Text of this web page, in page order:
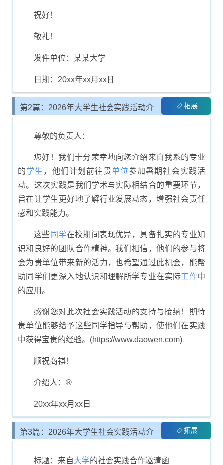
祝好！
敬礼！
发件单位：某某大学
日期：20xx年xx月xx日
第2篇：2026年大学生社会实践活动介 拓展
尊敬的负责人：
您好！我们十分荣幸地向您介绍来自我系的专业
的学生 ，他们计划前往贵单位参加暑期社会实践活
动。这次实践是我们学术与实际相结合的重要环节，
旨在让学生更好地了解行业发展动态，增强社会责任
感和实践能力。
这些 同学在校期间表现优异，具备扎实的专业知
识和良好的团队合作精神。我们相信，他们的参与将
会为贵单位带来新的活力，也希望通过此机会，能帮
助同学们更深入地认识和理解所学专业在实际工作中
的应用。
感谢您对此次社会实践活动的支持与接纳！期待
贵单位能够给予这些同学指导与帮助，使他们在实践
中获得宝贵的经验。(https://www.daowen.com)
顺祝商祺！
介绍人：®
20xx年xx月xx日
第3篇：2026年大学生社会实践活动介 拓展
标题：来自大学的社会实践合作邀请函